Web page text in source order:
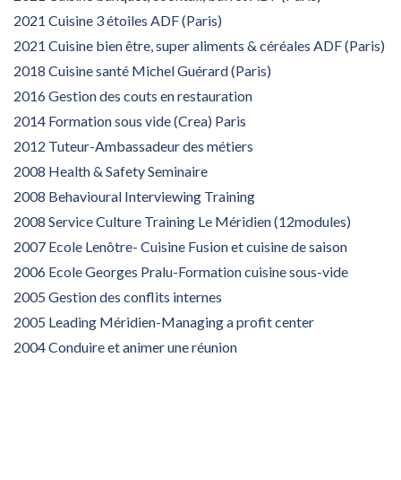
2021 Cuisine 3 étoiles ADF (Paris)
2021 Cuisine bien être, super aliments & céréales ADF (Paris)
2018 Cuisine santé Michel Guérard (Paris)
2016 Gestion des couts en restauration
2014 Formation sous vide (Crea) Paris
2012 Tuteur-Ambassadeur des métiers
2008 Health & Safety Seminaire
2008 Behavioural Interviewing Training
2008 Service Culture Training Le Méridien (12modules)
2007 Ecole Lenôtre- Cuisine Fusion et cuisine de saison
2006 Ecole Georges Pralu-Formation cuisine sous-vide
2005 Gestion des conflits internes
2005 Leading Méridien-Managing a profit center
2004 Conduire et animer une réunion